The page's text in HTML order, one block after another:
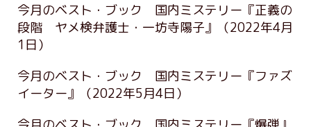
今月のベスト・ブック 国内ミステリー『正義の
段階 ヤメ検弁護士・一坊寺陽子』
（2022年4月
1日）
今月のベスト・ブック 国内ミステリー『ファズ
イーター』
（2022年5月4日）